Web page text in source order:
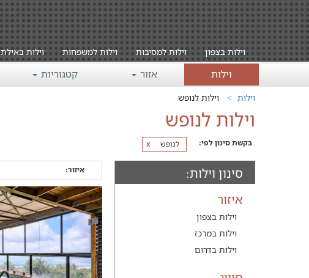
וילות בצפון וילות למסיבות וילות למשפחות וילות באילת
וילות אזור קטגוריות
וילות וילות לנופש
וילות לנופש
בקשת סינון לפי: x לנופש
סינון וילות:
איזור
וילות בצפון
וילות במרכז
וילות בדרום
איזור: